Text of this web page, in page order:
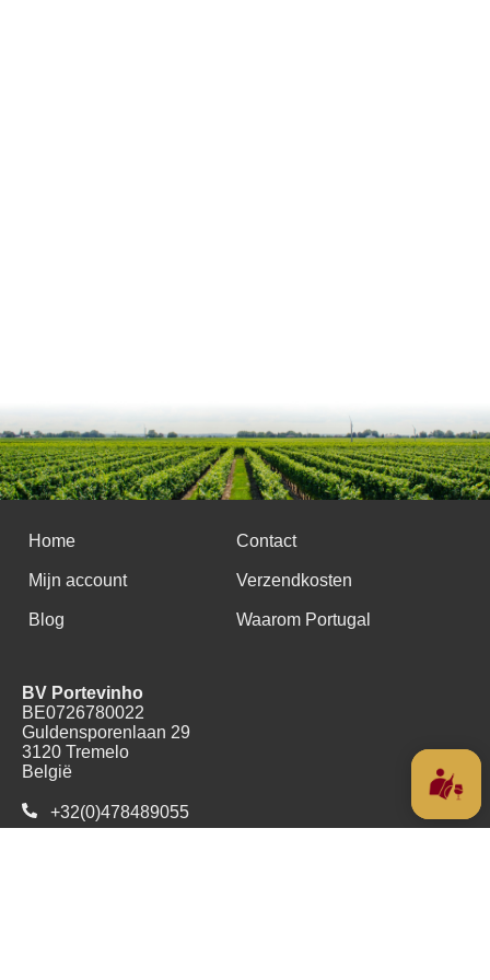
Home Contact
Mijn account Verzendkosten
Blog Waarom Portugal
BV Portevinho
BE0726780022
Guldensporenlaan 29
3120 Tremelo
België
+32(0)478489055